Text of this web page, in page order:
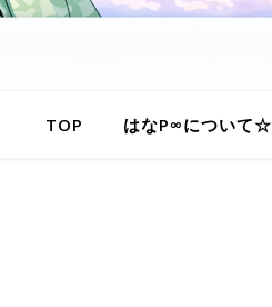
TOP はなP∞について☆